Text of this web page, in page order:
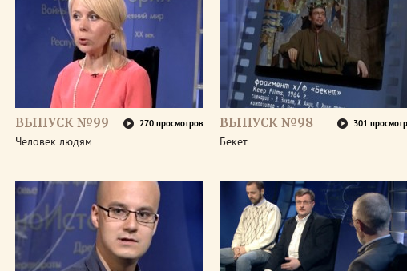
ВЫПУСК №99 270 просмотров
Человек людям
ВЫПУСК №98 301 просмотр
Бекет